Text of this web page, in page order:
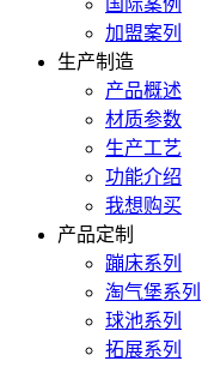
国际案例
加盟案列
生产制造
产品概述
材质参数
生产工艺
功能介绍
我想购买
产品定制
蹦床系列
淘气堡系列
球池系列
拓展系列